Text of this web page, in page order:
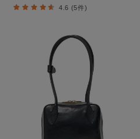
4.6 (5件)